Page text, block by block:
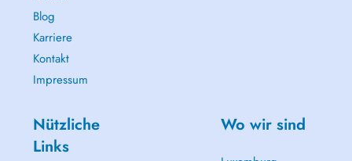
Blog
Karriere
Kontakt
Impressum
Nützliche
Links
Wo wir sind